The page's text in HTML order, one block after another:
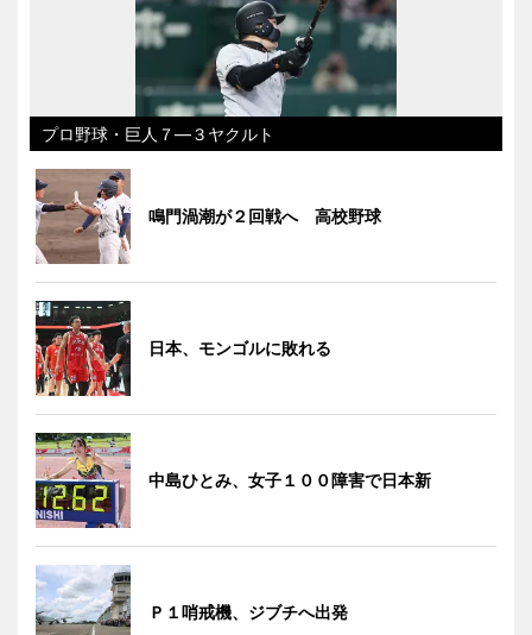
プロ野球・巨人７―３ヤクルト
鳴門渦潮が２回戦へ 高校野球
日本、モンゴルに敗れる
中島ひとみ、女子１００障害で日本新
Ｐ１哨戒機、ジブチへ出発